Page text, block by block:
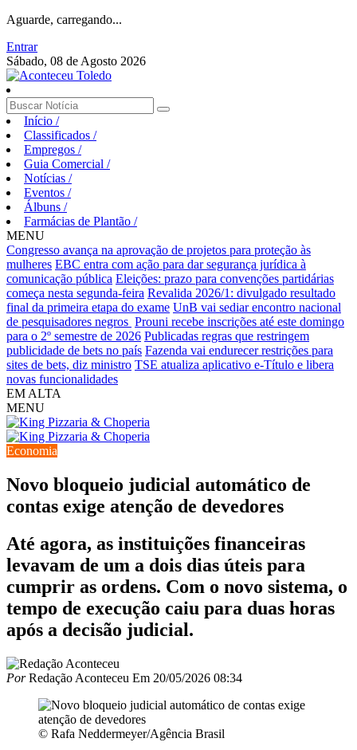
Aguarde, carregando...
Entrar
Sábado, 08 de Agosto 2026
Início /
Classificados /
Empregos /
Guia Comercial /
Notícias /
Eventos /
Álbuns /
Farmácias de Plantão /
MENU
Congresso avança na aprovação de projetos para proteção às
mulheres EBC entra com ação para dar segurança jurídica à
comunicação pública Eleições: prazo para convenções partidárias
começa nesta segunda-feira Revalida 2026/1: divulgado resultado
final da primeira etapa do exame UnB vai sediar encontro nacional
de pesquisadores negros Prouni recebe inscrições até este domingo
para o 2º semestre de 2026 Publicadas regras que restringem
publicidade de bets no país Fazenda vai endurecer restrições para
sites de bets, diz ministro TSE atualiza aplicativo e-Título e libera
novas funcionalidades
EM ALTA
MENU
Economia
Novo bloqueio judicial automático de
contas exige atenção de devedores
Até agora, as instituições financeiras
levavam de um a dois dias úteis para
cumprir as ordens. Com o novo sistema, o
tempo de execução caiu para duas horas
após a decisão judicial.
PorRedação Aconteceu Em 20/05/2026 08:34
© Rafa Neddermeyer/Agência Brasil